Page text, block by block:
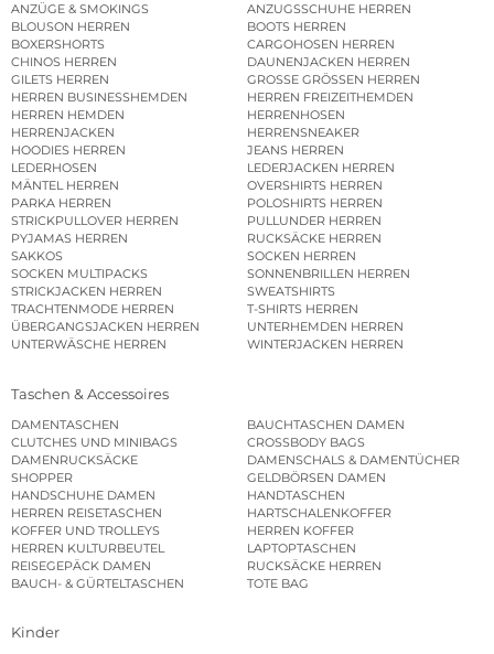
ANZÜGE & SMOKINGS
ANZUGSSCHUHE HERREN
BLOUSON HERREN
BOOTS HERREN
BOXERSHORTS
CARGOHOSEN HERREN
CHINOS HERREN
DAUNENJACKEN HERREN
GILETS HERREN
GROSSE GRÖSSEN HERREN
HERREN BUSINESSHEMDEN
HERREN FREIZEITHEMDEN
HERREN HEMDEN
HERRENHOSEN
HERRENJACKEN
HERRENSNEAKER
HOODIES HERREN
JEANS HERREN
LEDERHOSEN
LEDERJACKEN HERREN
MÄNTEL HERREN
OVERSHIRTS HERREN
PARKA HERREN
POLOSHIRTS HERREN
STRICKPULLOVER HERREN
PULLUNDER HERREN
PYJAMAS HERREN
RUCKSÄCKE HERREN
SAKKOS
SOCKEN HERREN
SOCKEN MULTIPACKS
SONNENBRILLEN HERREN
STRICKJACKEN HERREN
SWEATSHIRTS
TRACHTENMODE HERREN
T-SHIRTS HERREN
ÜBERGANGSJACKEN HERREN
UNTERHEMDEN HERREN
UNTERWÄSCHE HERREN
WINTERJACKEN HERREN
Taschen & Accessoires
DAMENTASCHEN
BAUCHTASCHEN DAMEN
CLUTCHES UND MINIBAGS
CROSSBODY BAGS
DAMENRUCKSÄCKE
DAMENSCHALS & DAMENTÜCHER
SHOPPER
GELDBÖRSEN DAMEN
HANDSCHUHE DAMEN
HANDTASCHEN
HERREN REISETASCHEN
HARTSCHALENKOFFER
KOFFER UND TROLLEYS
HERREN KOFFER
HERREN KULTURBEUTEL
LAPTOPTASCHEN
REISEGEPÄCK DAMEN
RUCKSÄCKE HERREN
BAUCH- & GÜRTELTASCHEN
TOTE BAG
Kinder